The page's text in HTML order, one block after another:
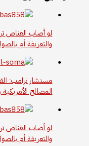
لو أصاب القناص
والتعريفة أم
مستشار ترامب:
المصالح
لو أصاب القناص
والتعريفة أم